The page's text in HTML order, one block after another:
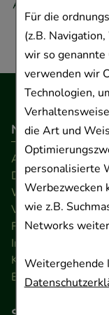
Für die
(z.B.
wir so genannte
verwenden wir
Technologien,
die Art und
personalisierte
Werbezwecken
wie z.B.
Networks
Weitergehende
Adresse.
Navigation
AGB
Datenschutz
Widerrufsrecht
Versandkosten
FAQ
Impressum
Kontakt